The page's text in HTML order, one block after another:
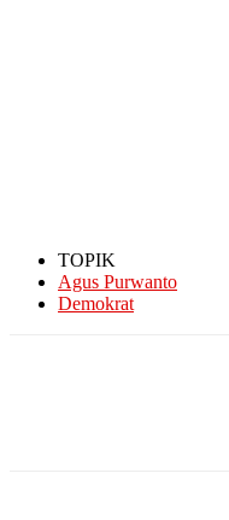
TOPIK
Agus Purwanto
Demokrat